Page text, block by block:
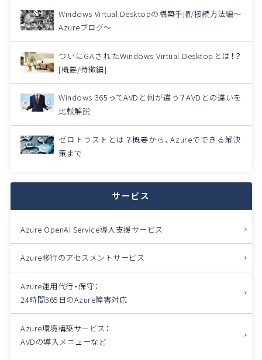
Windows Virtual Desktopの構築手順/接続方法編～
Azureブログ～
ついにGAされたWindows Virtual Desktopとは！？
[概要/特徴編]
Windows 365ってAVDと何が違う？AVDとの違いを
比較解説
ゼロトラストとは？概要から、Azureでできる解決
策まで
サービス
Azure OpenAI Service導入支援サービス
Azure移行のアセスメントサービス
Azure運用代行・保守：
24時間365日のAzure障害対応
Azure環境構築サービス：
AVDの導入メニューなど